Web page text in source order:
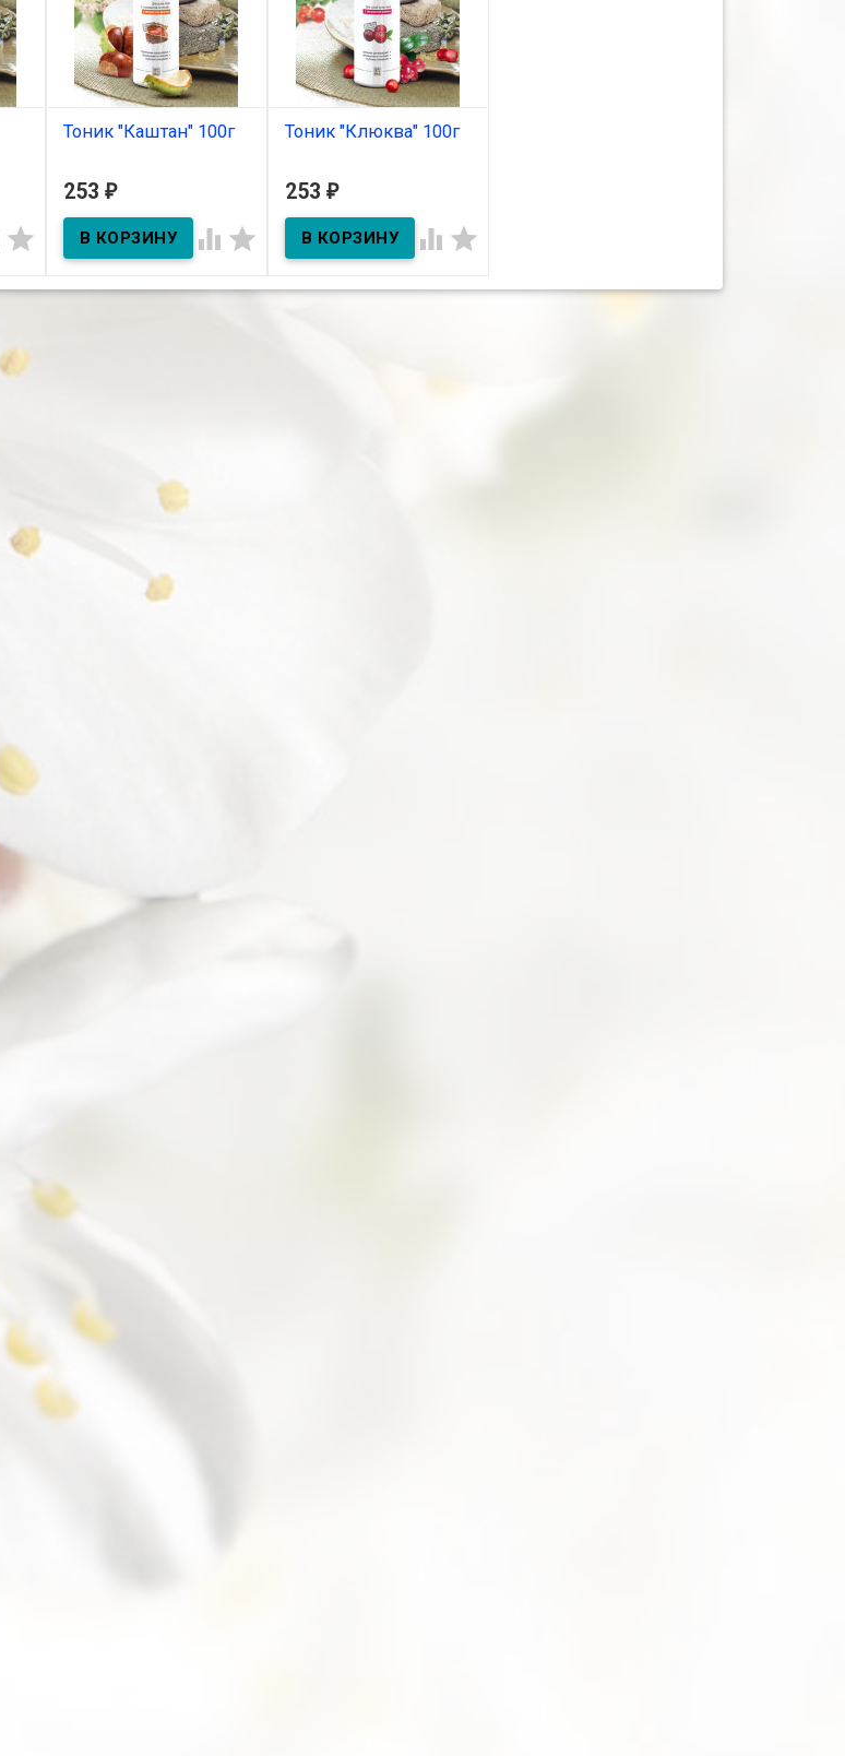

Тоник "Каштан" 100г
В наличии
253 ₽
 
Тоник "Клюква" 100г
В наличии
253 ₽
 